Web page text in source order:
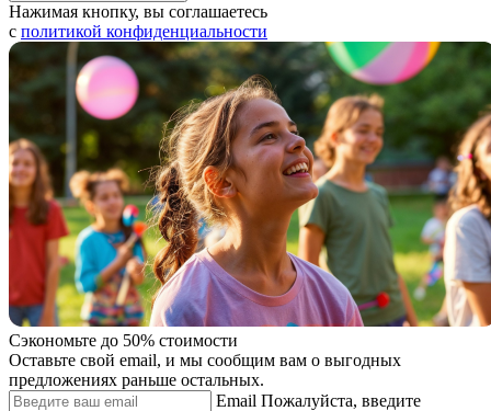
Нажимая кнопку, вы соглашаетесь
с политикой конфиденциальности
Сэкономьте до 50% стоимости
Оставьте свой email, и мы сообщим вам о выгодных
предложениях раньше остальных.
Email Пожалуйста, введите